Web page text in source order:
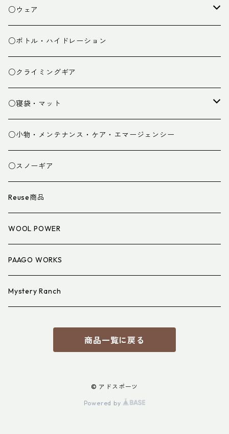
焚き火小物
○ウェア
ミドルレイヤー
ベースレイヤー
パンツ
グローブ
スパッツ・ゲイター
衣類小物
アイウェア
○ボトル・ハイドレーション
○クライミングギア
○寝袋・マット
寝袋
マット
寝具小物
○小物・メンテナンス・ケア・エマージェンシー
○スノーギア
Reuse商品
WOOL POWER
PAAGO WORKS
Mystery Ranch
商品一覧に戻る
© アドスポーツ
Powered by